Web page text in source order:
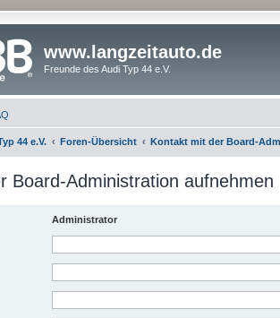
www.langzeitauto.de
Freunde des Audi Typ 44 e.V.
44 e.V. Foren-Übersicht Kontakt mit der Board-
Board-Administration aufnehmen
Administrator